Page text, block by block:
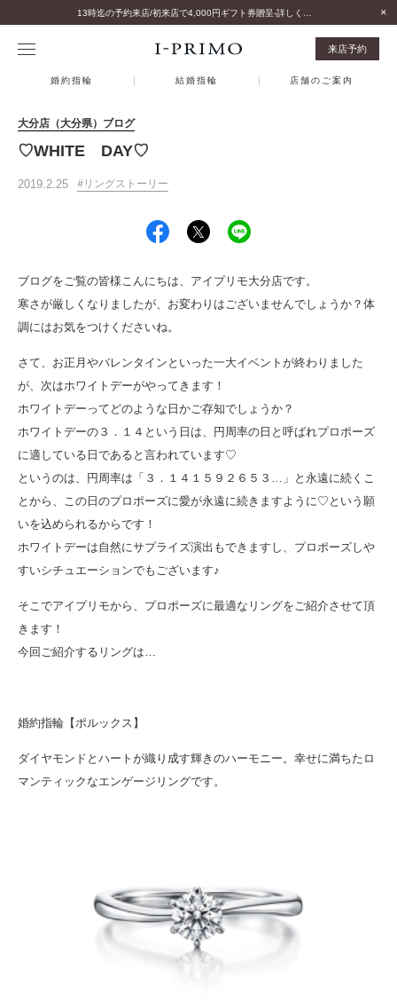
来店予約
婚約指輪 結婚指輪 店舗のご案内
大分店（大分県）ブログ
♡WHITE DAY♡
2019.2.25 リングストーリー
ブログをご覧の皆様こんにちは、アイプリモ大分店です。
寒さが厳しくなりましたが、お変わりはございませんでしょうか？体
調にはお気をつけくださいね。
さて、お正月やバレンタインといった一大イベントが終わりました
が、次はホワイトデーがやってきます！
ホワイトデーってどのような日かご存知でしょうか？
ホワイトデーの３．１４という日は、円周率の日と呼ばれプロポーズ
に適している日であると言われています♡
というのは、円周率は「３．１４１５９２６５３…」と永遠に続くこ
とから、この日のプロポーズに愛が永遠に続きますように♡という願
いを込められるからです！
ホワイトデーは自然にサプライズ演出もできますし、プロポーズしや
すいシチュエーションでもございます♪
そこでアイプリモから、プロポーズに最適なリングをご紹介させて頂
きます！
今回ご紹介するリングは…
婚約指輪【ポルックス】
ダイヤモンドとハートが織り成す輝きのハーモニー。幸せに満ちたロ
マンティックなエンゲージリングです。